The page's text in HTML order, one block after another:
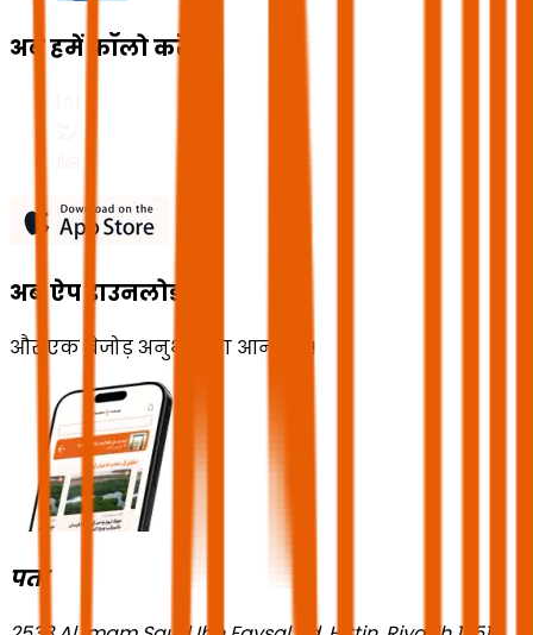
अब हमें फॉलो करें
अब ऐप डाउनलोड करें
और एक बेजोड़ अनुभव का आनंद लें!
पता